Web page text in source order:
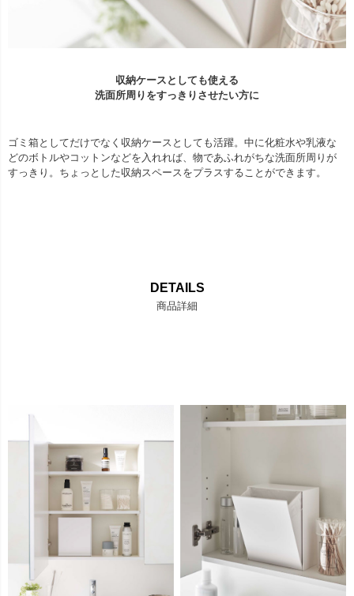
収納ケースとしても使える
洗面所周りをすっきりさせたい方に
ゴミ箱としてだけでなく収納ケースとしても活躍。中に化粧水や乳液な
どのボトルやコットンなどを入れれば、物であふれがちな洗面所周りが
すっきり。ちょっとした収納スペースをプラスすることができます。
DETAILS
商品詳細